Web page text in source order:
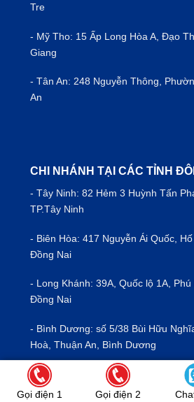
Tre
- Mỹ Tho: 15 Ấp Long Hòa A, Đạo
Giang
- Tân An: 248 Nguyễn Thông,
An
CHI NHÁNH TẠI CÁC TỈNH
- Tây Ninh: 82 Hẻm 3 Huỳnh Tấn
TP.Tây Ninh
- Biên Hòa: 417 Nguyễn Ái Quốc, Hố
Đồng Nai
- Long Khánh: 39A, Quốc lộ 1A,
Đồng Nai
- Bình Dương: số 5/38 Bùi Hữu
Hoà, Thuận An, Bình Dương
- Vũng Tàu: 549/39 Nguyễn An
Gọi điện 1 Gọi điện 2